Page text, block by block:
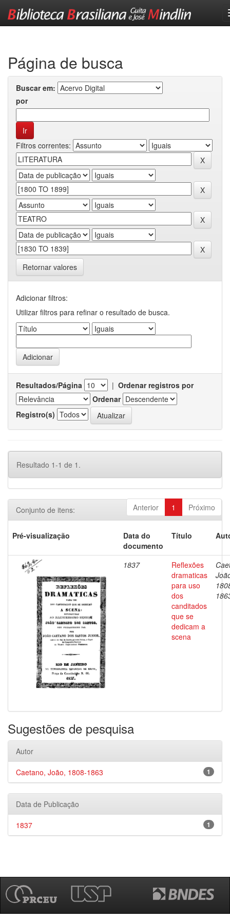
Página de busca
Buscar em:
por
Filtros correntes:
Retornar valores
Adicionar filtros:
Utilizar filtros para refinar o resultado de busca.
Resultados/Página | Ordenar registros por
Ordenar
Registro(s)
Resultado 1-1 de 1.
Anterior 1 Próximo
Conjunto de itens:
Pré-visualização
Data do
documento
Título
1837
Reflexões
dramaticas
para uso
dos
canditados
que se
dedicam a
scena
Sugestões de pesquisa
Autor
1
Caetano, João, 1808-1863
Data de Publicação
1
1837